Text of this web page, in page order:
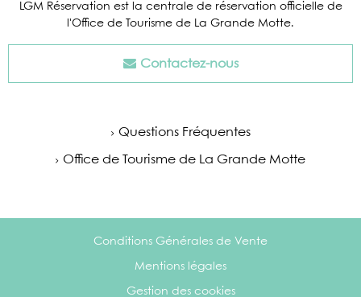
LGM Réservation est la centrale de réservation officielle de
l'Office de Tourisme de La Grande Motte.
Contactez-nous
Questions Fréquentes
Office de Tourisme de La Grande Motte
Conditions Générales de Vente
Mentions légales
Gestion des cookies